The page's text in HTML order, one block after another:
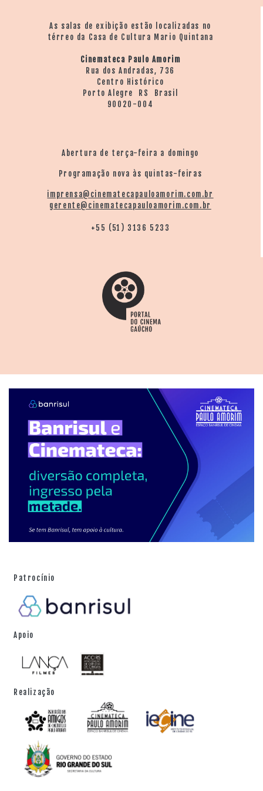
As salas de exibição estão localizadas no
térreo da Casa de Cultura Mario Quintana
Cinemateca Paulo Amorim
Rua dos Andradas, 736
Centro Histórico
Porto Alegre RS Brasil
90020-004
Abertura de terça-feira a domingo
Programação nova às quintas-feiras
imprensa@cinematecapauloamorim.com.br
gerente@cinematecapauloamorim.com.br
+55 (51) 3136 5233
Patrocínio
Apoio
Realização